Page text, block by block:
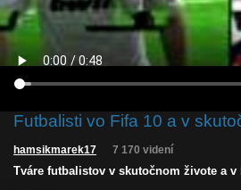
Futbalisti vo Fifa 10 a v
hamsikmarek17 7 170 videní
Tváre futbalistov v skutočnom živote a v